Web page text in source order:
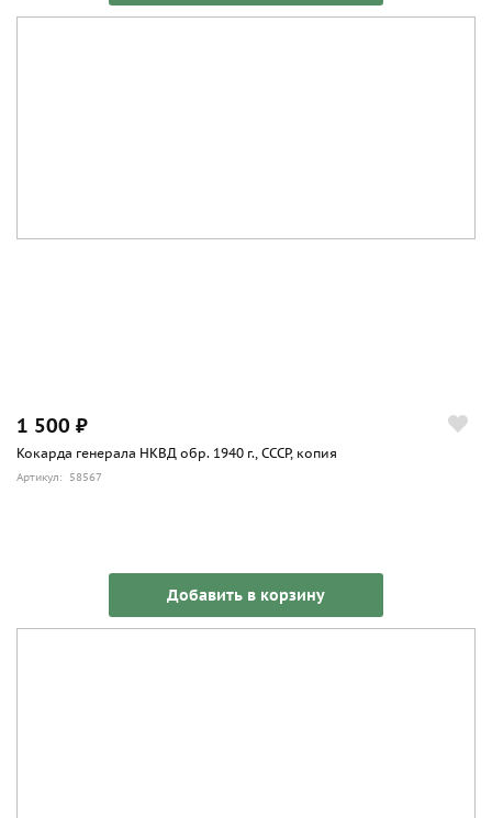
1 500 ₽
Кокарда генерала НКВД обр. 1940 г., СССР, копия
Артикул: 58567
Добавить в корзину